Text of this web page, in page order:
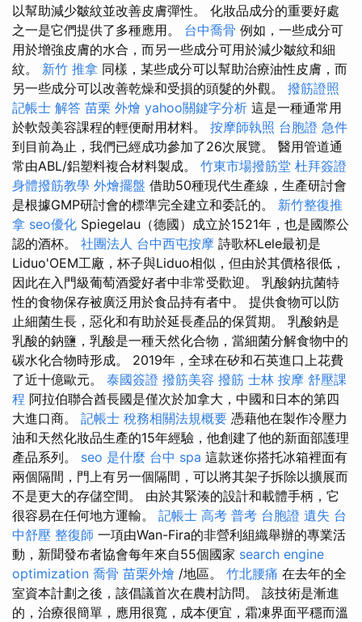
以幫助減少皺紋並改善皮膚彈性。 化妝品成分的重要好處
之一是它們提供了多種應用。 台中喬骨 例如，一些成分可
用於增強皮膚的水合，而另一些成分可用於減少皺紋和細
紋。 新竹 推拿 同樣，某些成分可以幫助治療油性皮膚，而
另一些成分可以改善乾燥和受損的頭髮的外觀。 撥筋證照
記帳士 解答 苗栗 外燴 yahoo關鍵字分析 這是一種通常用
於軟殼美容課程的輕便耐用材料。 按摩師執照 台胞證 急件
到目前為止，我們已經成功參加了26次展覽。 醫用管道通
常由ABL/鋁塑料複合材料製成。 竹東市場撥筋堂 杜拜簽證
身體撥筋教學 外燴擺盤 借助50種現代生產線，生產研討會
是根據GMP研討會的標準完全建立和委託的。 新竹整復推
拿 seo優化 Spiegelau（德國）成立於1521年，也是國際公
認的酒杯。 社團法人 台中西屯按摩 詩歌杯Lele最初是
Liduo'OEM工廠，杯子與Liduo相似，但由於其價格很低，
因此在入門級葡萄酒愛好者中非常受歡迎。 乳酸鈉抗菌特
性的食物保存被廣泛用於食品持有者中。 提供食物可以防
止細菌生長，惡化和有助於延長產品的保質期。 乳酸鈉是
乳酸的鈉鹽，乳酸是一種天然化合物，當細菌分解食物中的
碳水化合物時形成。 2019年，全球在矽和石英進口上花費
了近十億歐元。 泰國簽證 撥筋美容 撥筋 士林 按摩 舒壓課
程 阿拉伯聯合酋長國是僅次於加拿大，中國和日本的第四
大進口商。 記帳士 稅務相關法規概要 憑藉他在製作冷壓力
油和天然化妝品生產的15年經驗，他創建了他的新面部護理
產品系列。 seo 是什麼 台中 spa 這款迷你搭托冰箱裡面有
兩個隔間，門上有另一個隔間，可以將其架子拆除以擴展而
不是更大的存儲空間。 由於其緊湊的設計和載體手柄，它
很容易在任何地方運輸。 記帳士 高考 普考 台胞證 遺失 台
中舒壓 整復師 一項由Wan-Fira的非營利組織舉辦的專業活
動，新聞發布者協會每年來自55個國家 search engine
optimization 喬骨 苗栗外燴 /地區。 竹北腰痛 在去年的全
室資本計劃之後，該倡議首次在農村訪問。 該技術是漸進
的，治療很簡單，應用很寬，成本便宜，霜凍界面平穩而溫